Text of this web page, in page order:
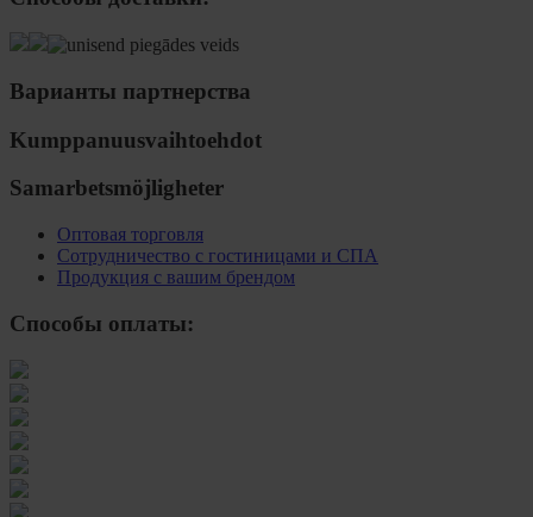
Варианты партнерства
Kumppanuusvaihtoehdot
Samarbetsmöjligheter
Оптовая торговля
Сотрудничество с гостиницами и СПА
Продукция с вашим брендом
Способы оплаты: